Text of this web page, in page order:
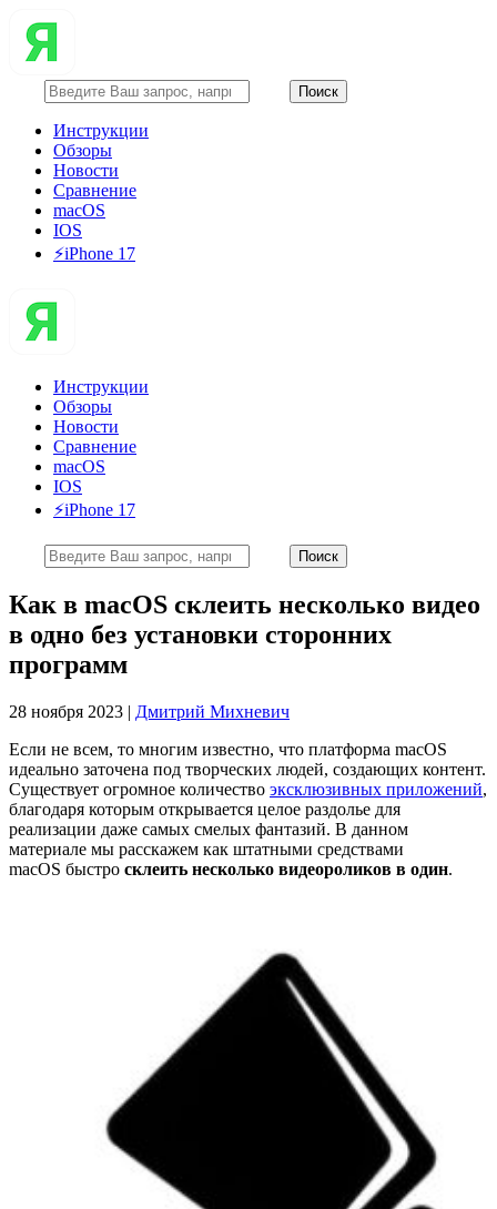
Инструкции
Обзоры
Новости
Сравнение
macOS
IOS
⚡️iPhone 17
Инструкции
Обзоры
Новости
Сравнение
macOS
IOS
⚡️iPhone 17
Как в macOS склеить несколько видео
в одно без установки сторонних
программ
28 ноября 2023 | Дмитрий Михневич
Если не всем, то многим известно, что платформа macOS
идеально заточена под творческих людей, создающих контент.
Существует огромное количество эксклюзивных приложений,
благодаря которым открывается целое раздолье для
реализации даже самых смелых фантазий. В данном
материале мы расскажем как штатными средствами
macOS быстро склеить несколько видеороликов в один.